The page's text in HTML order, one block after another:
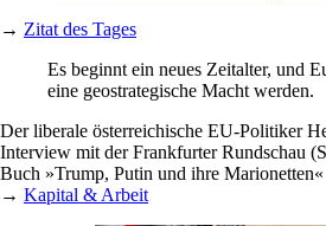
→ Zitat des Tages
Es beginnt ein neues Zeitalter, und
eine geostrategische Macht werden.
Der liberale österreichische EU-Politiker
Interview mit der Frankfurter Rundschau
Buch »Trump, Putin und ihre Marionetten«
→ Kapital & Arbeit